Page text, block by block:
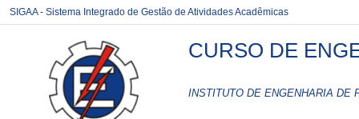
SIGAA - Sistema Integrado de Gestão de Atividades Acadêmicas
CURSO DE
INSTITUTO DE ENGENHARIA DE